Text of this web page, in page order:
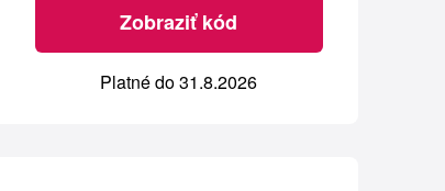
Zobraziť kód
Platné do 31.8.2026